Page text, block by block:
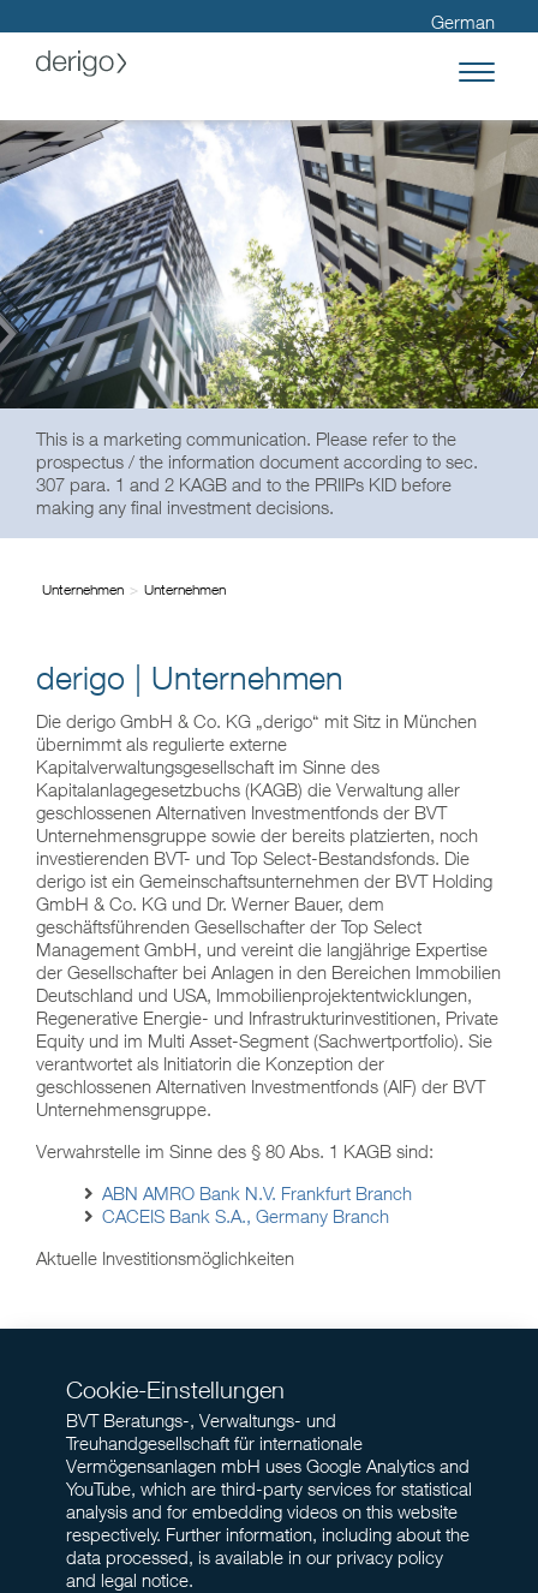
German
This is a marketing communication. Please refer to the
prospectus / the information document according to sec.
307 para. 1 and 2 KAGB and to the PRIIPs KID before
making any final investment decisions.
Unternehmen Unternehmen
derigo | Unternehmen
Die derigo GmbH & Co. KG „derigo“ mit Sitz in München
übernimmt als regulierte externe
Kapitalverwaltungsgesellschaft im Sinne des
Kapitalanlagegesetzbuchs (KAGB) die Verwaltung aller
geschlossenen Alternativen Investmentfonds der BVT
Unternehmensgruppe sowie der bereits platzierten, noch
investierenden BVT- und Top Select-Bestandsfonds. Die
derigo ist ein Gemeinschaftsunternehmen der BVT Holding
GmbH & Co. KG und Dr. Werner Bauer, dem
geschäftsführenden Gesellschafter der Top Select
Management GmbH, und vereint die langjährige Expertise
der Gesellschafter bei Anlagen in den Bereichen Immobilien
Deutschland und USA, Immobilienprojektentwicklungen,
Regenerative Energie- und Infrastrukturinvestitionen, Private
Equity und im Multi Asset-Segment (Sachwertportfolio). Sie
verantwortet als Initiatorin die Konzeption der
geschlossenen Alternativen Investmentfonds (AIF) der BVT
Unternehmensgruppe.
Verwahrstelle im Sinne des § 80 Abs. 1 KAGB sind:
ABN AMRO Bank N.V. Frankfurt Branch
CACEIS Bank S.A., Germany Branch
Aktuelle Investitionsmöglichkeiten
Cookie-Einstellungen
BVT Beratungs-, Verwaltungs- und
Treuhandgesellschaft für internationale
Vermögensanlagen mbH uses Google Analytics and
YouTube, which are third-party services for statistical
analysis and for embedding videos on this website
respectively. Further information, including about the
data processed, is available in our privacy policy
and legal notice.